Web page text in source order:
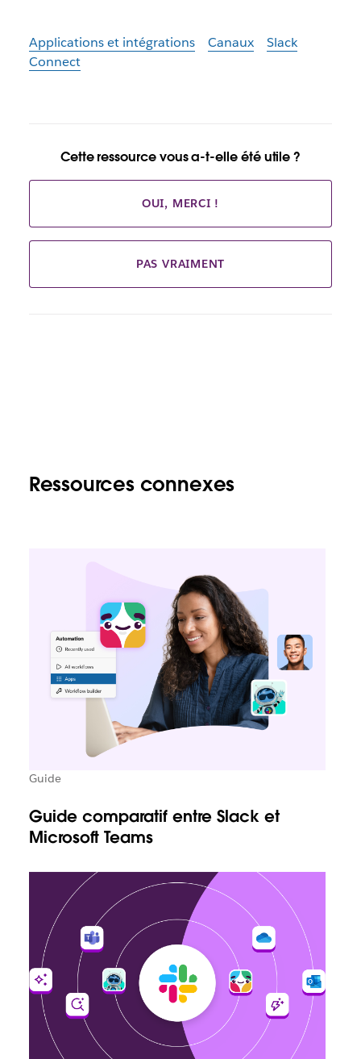
Applications et intégrations Canaux
Slack
Connect
Cette ressource vous a-t-elle été utile ?
OUI, MERCI !
PAS VRAIMENT
Ressources connexes
Guide
Guide comparatif entre Slack et
Microsoft Teams